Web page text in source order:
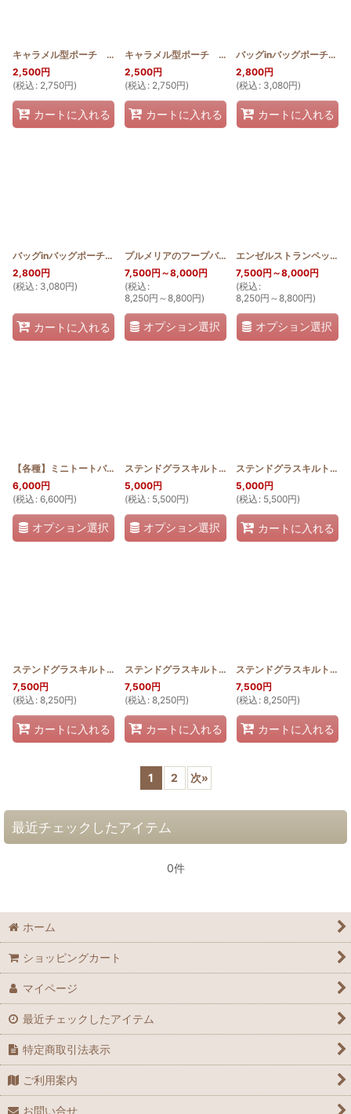
キャラメル型ポーチ 薄型 ホヌ(ステンドグラスキルト) [SGQK_USU_HONU
2,500円
(税込 : 2,750円)
カートに入れる
キャラメル型ポーチ 薄型 ロケラニ(ステンドグラスキルト)
2,500円
(税込 : 2,750円)
カートに入れる
バッグinバッグポーチ ロケラニ(ステンドグラスキルト)
2,800円
(税込 : 3,080円)
カートに入れる
バッグinバッグポーチ 桜(ステンドグラスキルト) HQP_BIN_SAKURA]
2,800円
(税込 : 3,080円)
カートに入れる
プルメリアのフープバッグ [SGQFP_PLU]
7,500円 ～8,000円
(税込 :
8,250円 ～8,800円)
オプション選択
エンゼルストランペットのフープバッグ
7,500円 ～8,000円
(税込 :
8,250円 ～8,800円)
オプション選択
【各種】ミニトートバッグ(デザイン選べます) ステンドグラスキルト [
6,000円
(税込 : 6,600円)
オプション選択
ステンドグラスキルト：ジンベエのミニラウンドバッグ
5,000円
(税込 : 5,500円)
オプション選択
ステンドグラスキルト：シェルのミニラウンドバッグ
5,000円
(税込 : 5,500円)
カートに入れる
ステンドグラスキルト：マキガイとシェルのラウンドバッグ [SQRB_SHELL]
7,500円
(税込 : 8,250円)
カートに入れる
ステンドグラスキルト：モンステラのラウンドバッグ
7,500円
(税込 : 8,250円)
カートに入れる
ステンドグラスキルト：パイナップルのラウンドバッグ
7,500円
(税込 : 8,250円)
カートに入れる
1 2 次»
最近チェックしたアイテム
0件
ホーム
ショッピングカート
マイページ
最近チェックしたアイテム
特定商取引法表示
ご利用案内
お問い合せ